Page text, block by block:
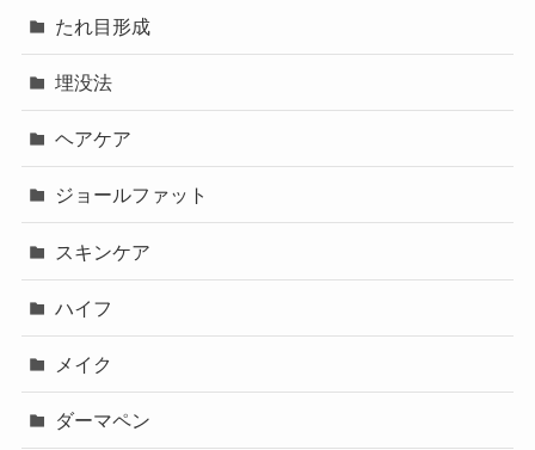
たれ目形成
埋没法
ヘアケア
ジョールファット
スキンケア
ハイフ
メイク
ダーマペン